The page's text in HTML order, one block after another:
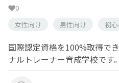
0
女性向け
男性向け 初
国際認定資格を100%取得で
ナルトレーナー育成学校です。